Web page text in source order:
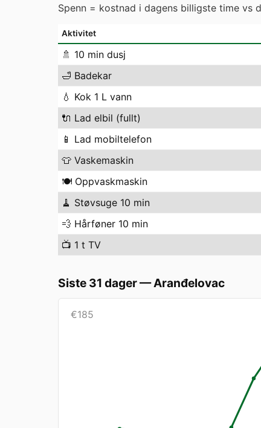
Spenn = kostnad i dagens billigste time vs
Aktivitet
🚿 10 min dusj
🛁 Badekar
💧 Kok 1 L vann
🔌 Lad elbil (fullt)
📱 Lad mobiltelefon
👕 Vaskemaskin
🍽️ Oppvaskmaskin
🧹 Støvsuge 10 min
💨 Hårføner 10 min
📺 1 t TV
Siste 31 dager—Aranđelovac
€185